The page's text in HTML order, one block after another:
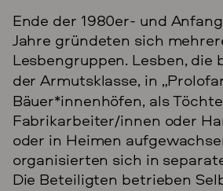
Ende der 1980er- und
Jahre gründeten sich
Lesbengruppen. Lesben, die
der Armutsklasse, in
Bäuer*innenhöfen, als
Fabrikarbeiter/innen oder
oder in Heimen
organisierten sich in
Die Beteiligten betrieben